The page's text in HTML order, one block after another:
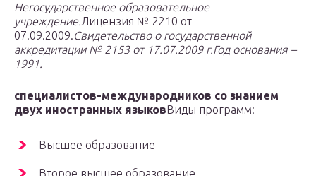
Негосударственное образовательное
учреждение.Лицензия № 2210 от
07.09.2009.Свидетельство о государственной
аккредитации № 2153 от 17.07.2009 г.Год основания –
1991.
специалистов-международников со знанием
двух иностранных языковВиды программ:
Высшее образование
Второе высшее образование